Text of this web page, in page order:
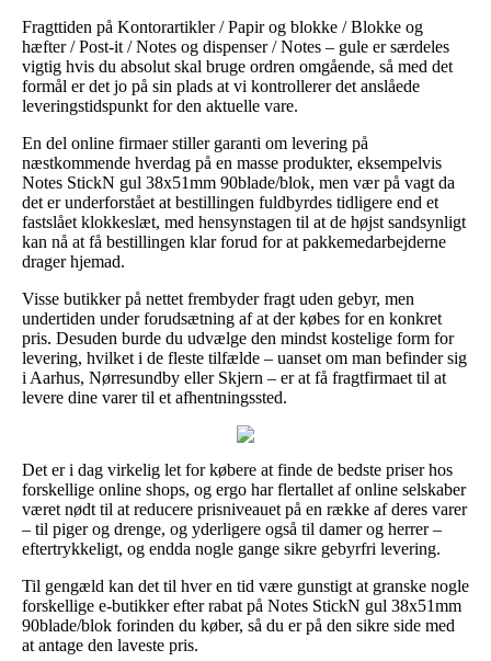
Fragttiden på Kontorartikler / Papir og blokke / Blokke og
hæfter / Post-it / Notes og dispenser / Notes – gule er særdeles
vigtig hvis du absolut skal bruge ordren omgående, så med det
formål er det jo på sin plads at vi kontrollerer det anslåede
leveringstidspunkt for den aktuelle vare.
En del online firmaer stiller garanti om levering på
næstkommende hverdag på en masse produkter, eksempelvis
Notes StickN gul 38x51mm 90blade/blok, men vær på vagt da
det er underforstået at bestillingen fuldbyrdes tidligere end et
fastslået klokkeslæt, med hensynstagen til at de højst sandsynligt
kan nå at få bestillingen klar forud for at pakkemedarbejderne
drager hjemad.
Visse butikker på nettet frembyder fragt uden gebyr, men
undertiden under forudsætning af at der købes for en konkret
pris. Desuden burde du udvælge den mindst kostelige form for
levering, hvilket i de fleste tilfælde – uanset om man befinder sig
i Aarhus, Nørresundby eller Skjern – er at få fragtfirmaet til at
levere dine varer til et afhentningssted.
Det er i dag virkelig let for købere at finde de bedste priser hos
forskellige online shops, og ergo har flertallet af online selskaber
været nødt til at reducere prisniveauet på en række af deres varer
– til piger og drenge, og yderligere også til damer og herrer –
eftertrykkeligt, og endda nogle gange sikre gebyrfri levering.
Til gengæld kan det til hver en tid være gunstigt at granske nogle
forskellige e-butikker efter rabat på Notes StickN gul 38x51mm
90blade/blok forinden du køber, så du er på den sikre side med
at antage den laveste pris.